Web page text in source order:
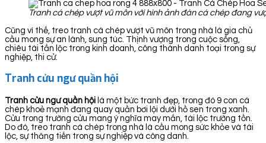
Tranh cá chép vượt vũ môn với hình ảnh đàn cá chép đang
Cũng vì thế, treo tranh cá chép vượt vũ môn trong nhà là gia chủ
cầu mong sự an lành, sung túc. Thịnh vượng trong cuộc sống,
chiêu tài tấn lộc trong kinh doanh, công thành danh toại trong sự
nghiệp, thi cử.
Tranh cửu ngư quần hội
Tranh cửu ngư quần hội là một bức tranh đẹp, trong đó 9 con cá
chép khoẻ mạnh đang quay quần bơi lội dưới hồ sen trong xanh.
Cửu trong trường cửu mang ý nghĩa may mắn, tài lộc trường tồn.
Do đó, treo tranh cá chép trong nhà là cầu mong sức khỏe và tài
lộc, sự thăng tiến trong sự nghiệp và công danh.